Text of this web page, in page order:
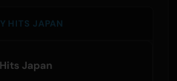
HITS JAPAN
Japan